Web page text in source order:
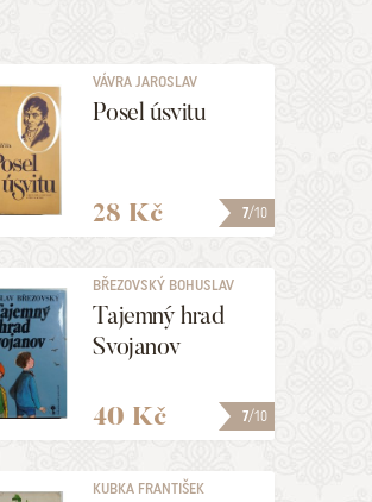
7/10
VÁVRA JAROSLAV
RAIMUND
Posel úsvitu
28 Kč
7/10
BŘEZOVSKÝ BOHUSLAV
Tajemný hrad
Svojanov
40 Kč
KUBKA FRANTIŠEK